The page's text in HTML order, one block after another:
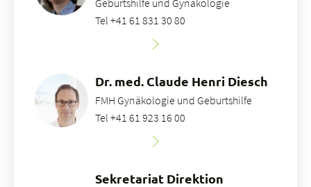
Geburtshilfe und Gynäkologie
Tel +41 61 831 30 80
Dr. med. Claude Henri Diesch
FMH Gynäkologie und Geburtshilfe
Tel +41 61 923 16 00
Sekretariat Direktion